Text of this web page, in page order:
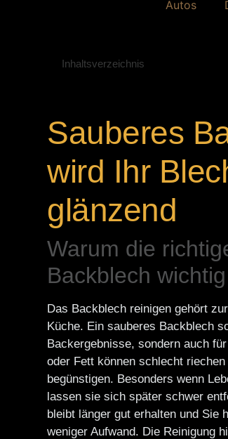
Autos
Inhaltsverzeichnis
Sauberes
wird Ihr
glänzend
Warum die
Backblech
Das Backblech reinigen gehört
Küche. Ein sauberes Backblech
Backergebnisse, sondern auch
oder Fett können schlecht
begünstigen. Besonders wenn
lassen sie sich später schwer
bleibt länger gut erhalten und Sie
weniger Aufwand. Die Reinigung